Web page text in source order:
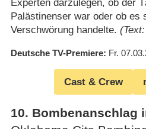
Experten darzulegen, ob der
Palästinenser war oder ob es
Verschwörung handelte.
Deutsche TV-Premiere Fr.
Cast & Crew
10. Bombenanschlag